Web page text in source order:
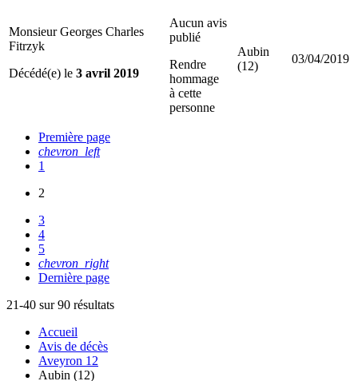
Monsieur Georges Charles
Fitrzyk
Décédé(e) le 3 avril 2019
Aucun avis
publié
Rendre
hommage
à cette
personne
Aubin
(12)
03/04/2019
Première page
chevron_left
1
2
3
4
5
chevron_right
Dernière page
21-40 sur 90 résultats
Accueil
Avis de décès
Aveyron 12
Aubin (12)